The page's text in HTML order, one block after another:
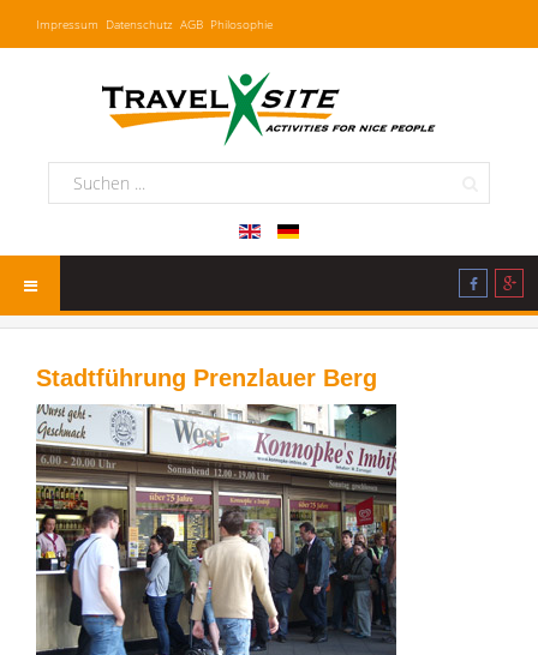
Impressum Datenschutz AGB Philosophie
Stadtführung Prenzlauer Berg